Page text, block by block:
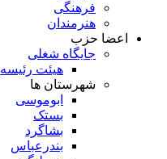
فرهنگی
هنرمندان
اعضا حزب
جایگاه شغلی
هیئت رئیسه
شهرستان ها
ابوموسی
بستک
بشاگرد
بندرعباس